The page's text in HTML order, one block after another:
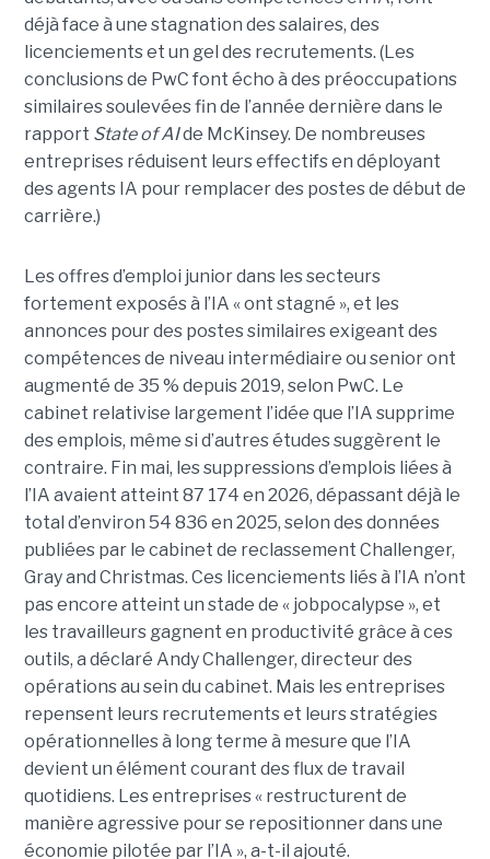
déjà face à une stagnation des salaires, des
licenciements et un gel des recrutements. (Les
conclusions de PwC font écho à des préoccupations
similaires soulevées fin de l’année dernière dans le
rapport State of AIde McKinsey. De nombreuses
entreprises réduisent leurs effectifs en déployant
des agents IA pour remplacer des postes de début de
carrière.)
Les offres d’emploi junior dans les secteurs
fortement exposés à l’IA « ont stagné », et les
annonces pour des postes similaires exigeant des
compétences de niveau intermédiaire ou senior ont
augmenté de 35 % depuis 2019, selon PwC. Le
cabinet relativise largement l’idée que l’IA supprime
des emplois, même si d’autres études suggèrent le
contraire. Fin mai, les suppressions d’emplois liées à
l’IA avaient atteint 87 174 en 2026, dépassant déjà le
total d’environ 54 836 en 2025, selon des données
publiées par le cabinet de reclassement Challenger,
Gray and Christmas. Ces licenciements liés à l’IA n’ont
pas encore atteint un stade de « jobpocalypse », et
les travailleurs gagnent en productivité grâce à ces
outils, a déclaré Andy Challenger, directeur des
opérations au sein du cabinet. Mais les entreprises
repensent leurs recrutements et leurs stratégies
opérationnelles à long terme à mesure que l’IA
devient un élément courant des flux de travail
quotidiens. Les entreprises « restructurent de
manière agressive pour se repositionner dans une
économie pilotée par l’IA », a-t-il ajouté.